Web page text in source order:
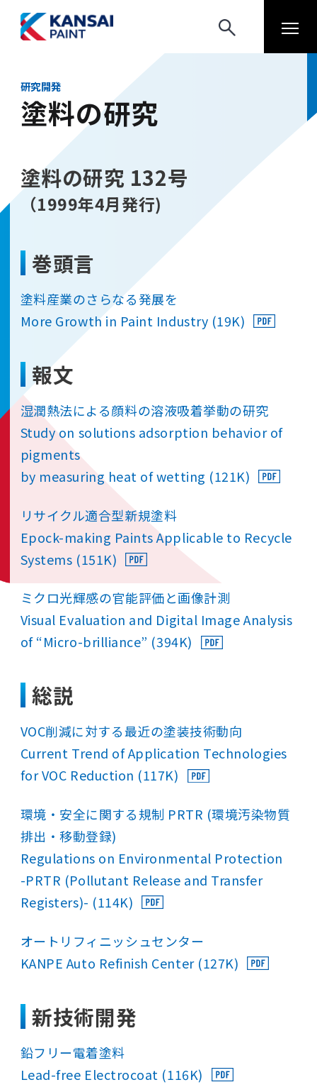
研究開発
塗料の研究
塗料の研究 132号
（1999年4月発行)
巻頭言
塗料産業のさらなる発展を
More Growth in Paint Industry (19K)
報文
湿潤熱法による顔料の溶液吸着挙動の研究
Study on solutions adsorption behavior of
pigments
by measuring heat of wetting (121K)
リサイクル適合型新規塗料
Epock-making Paints Applicable to Recycle
Systems (151K)
ミクロ光輝感の官能評価と画像計測
Visual Evaluation and Digital Image Analysis
of “Micro-brilliance” (394K)
総説
VOC削減に対する最近の塗装技術動向
Current Trend of Application Technologies
for VOC Reduction (117K)
環境・安全に関する規制 PRTR (環境汚染物質
排出・移動登録)
Regulations on Environmental Protection
-PRTR (Pollutant Release and Transfer
Registers)- (114K)
オートリフィニッシュセンター
KANPE Auto Refinish Center (127K)
新技術開発
鉛フリー電着塗料
Lead-free Electrocoat (116K)